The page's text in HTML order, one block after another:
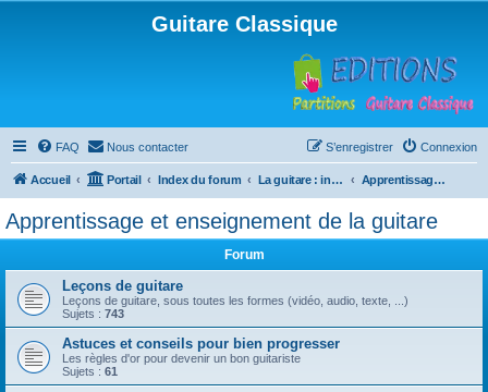
Guitare Classique
FAQ Nous contacter Connexion
S’enregistrer
Accueil Portail Index du forum La guitare : instrument, cours et théorie Apprentissage et enseignement de la guitare
Apprentissage et enseignement de la guitare
Forum
Leçons de guitare
Leçons de guitare, sous toutes les formes (vidéo, audio, texte, ...)
Sujets : 743
Astuces et conseils pour bien progresser
Les règles d'or pour devenir un bon guitariste
Sujets : 61